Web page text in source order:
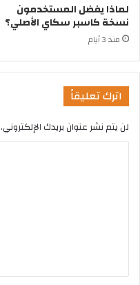
لماذا يفضل المستخدمون
نسخة كاسبر سكاي الأصلي؟
منذ 3 أيام
اترك تعليقاً
لن يتم نشر عنوان بريدك الإلكتروني.